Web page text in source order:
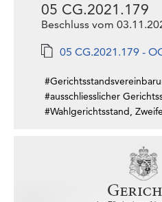
05 CG.2021.179
Beschluss vom
05 CG.2021.179 -
#ausschliesslicher
#Wahlgerichtsstand,